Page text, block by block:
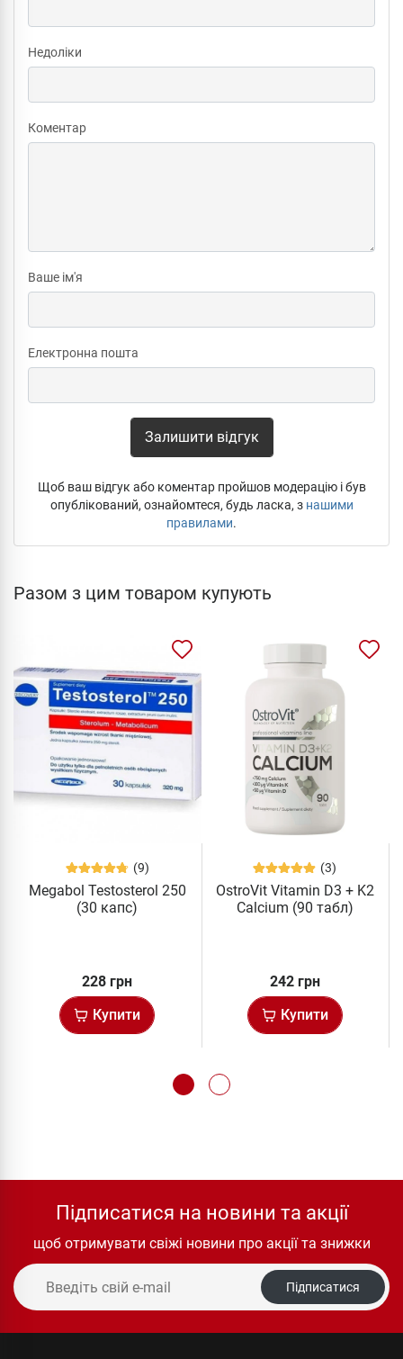
Недоліки
Коментар
Ваше ім'я
Електронна пошта
Залишити відгук
Щоб ваш відгук або коментар пройшов модерацію і був
опублікований, ознайомтеся, будь ласка, з нашими
правилами.
Разом з цим товаром купують
(9)
Megabol Testosterol 250
(30 капс)
228 грн
Купити
(3)
OstroVit Vitamin D3 + K2
Calcium (90 табл)
242 грн
Купити
Підписатися на новини та акції
щоб отримувати свіжі новини про акції та знижки
Підписатися